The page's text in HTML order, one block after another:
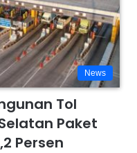
News
Tol
Paket
Persen